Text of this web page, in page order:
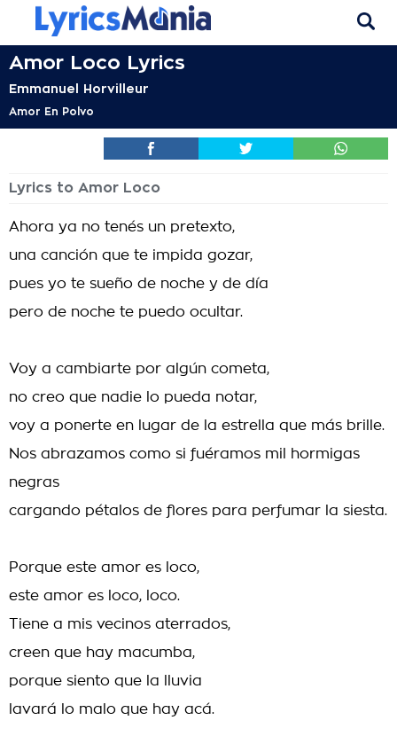
Amor Loco Lyrics
Emmanuel Horvilleur
Amor En Polvo
Lyrics to Amor Loco
Ahora ya no tenés un pretexto,
una canción que te impida gozar,
pues yo te sueño de noche y de día
pero de noche te puedo ocultar.
Voy a cambiarte por algún cometa,
no creo que nadie lo pueda notar,
voy a ponerte en lugar de la estrella que más brille.
Nos abrazamos como si fuéramos mil hormigas
negras
cargando pétalos de flores para perfumar la siesta.
Porque este amor es loco,
este amor es loco, loco.
Tiene a mis vecinos aterrados,
creen que hay macumba,
porque siento que la lluvia
lavará lo malo que hay acá.